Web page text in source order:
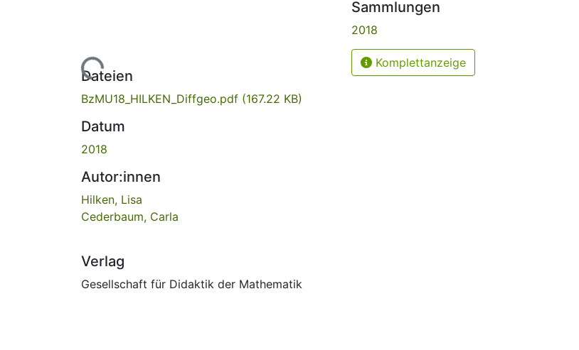
Lade...
Dateien
BzMU18_HILKEN_Diffgeo.pdf (167.22 KB)
Datum
2018
Autor:innen
Hilken, Lisa
Cederbaum, Carla
Verlag
Gesellschaft für Didaktik der Mathematik
Sammlungen
2018
Komplettanzeige